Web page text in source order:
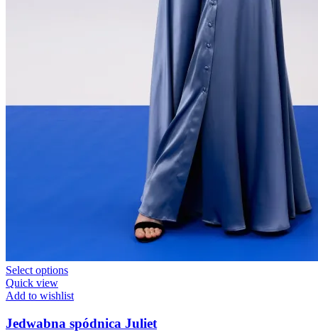
Select options
Quick view
Add to wishlist
Jedwabna spódnica Juliet